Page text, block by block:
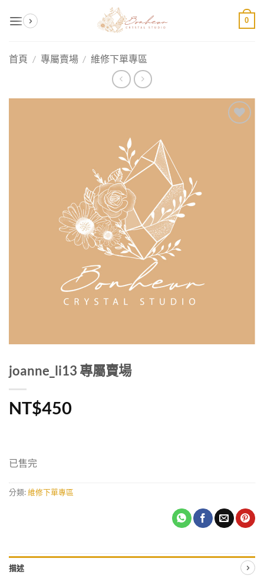
0
首頁 / 專屬賣場 / 維修下單專區
joanne_li13 專屬賣場
NT$450
已售完
分類:維修下單專區
描述